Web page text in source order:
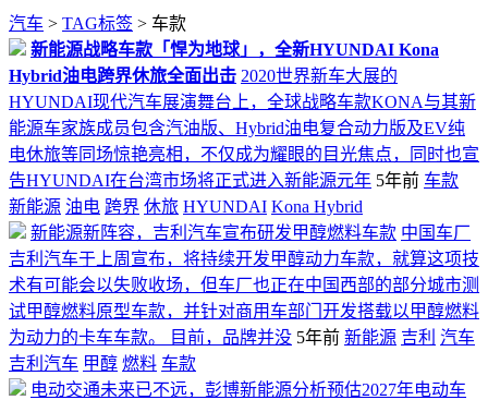
汽车 > TAG标签 > 车款
新能源战略车款「悍为地球」，全新HYUNDAI Kona
Hybrid油电跨界休旅全面出击 2020世界新车大展的
HYUNDAI现代汽车展演舞台上，全球战略车款KONA与其新
能源车家族成员包含汽油版、Hybrid油电复合动力版及EV纯
电休旅等同场惊艳亮相，不仅成为耀眼的目光焦点，同时也宣
告HYUNDAI在台湾市场将正式进入新能源元年 5年前 车款
新能源 油电 跨界 休旅 HYUNDAI Kona Hybrid
新能源新阵容，吉利汽车宣布研发甲醇燃料车款 中国车厂
吉利汽车于上周宣布，将持续开发甲醇动力车款，就算这项技
术有可能会以失败收场，但车厂也正在中国西部的部分城市测
试甲醇燃料原型车款，并针对商用车部门开发搭载以甲醇燃料
为动力的卡车车款。 目前，品牌并没 5年前 新能源 吉利 汽车
吉利汽车 甲醇 燃料 车款
电动交通未来已不远，彭博新能源分析预估2027年电动车